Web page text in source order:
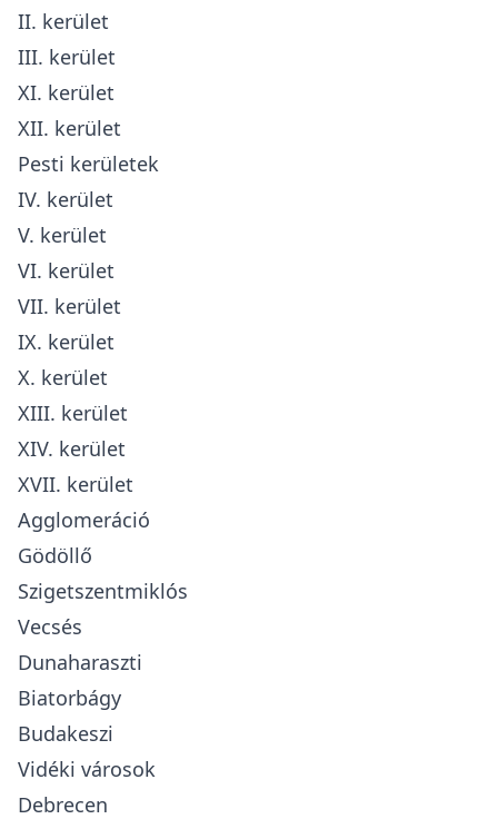
II. kerület
III. kerület
XI. kerület
XII. kerület
Pesti kerületek
IV. kerület
V. kerület
VI. kerület
VII. kerület
IX. kerület
X. kerület
XIII. kerület
XIV. kerület
XVII. kerület
Agglomeráció
Gödöllő
Szigetszentmiklós
Vecsés
Dunaharaszti
Biatorbágy
Budakeszi
Vidéki városok
Debrecen